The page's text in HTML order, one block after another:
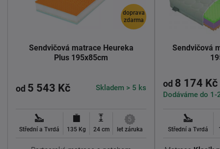
doprava
zdarma
Sendvičová matrace Heureka
Plus 195x85cm
od 5 543 Kč Skladem > 5 ks
Střední a Tvrdá 135 Kg 24 cm
5
let záruka
Sendvičová
od 8 174 Kč
Dodáváme do 1-
Střední a Tvrdá